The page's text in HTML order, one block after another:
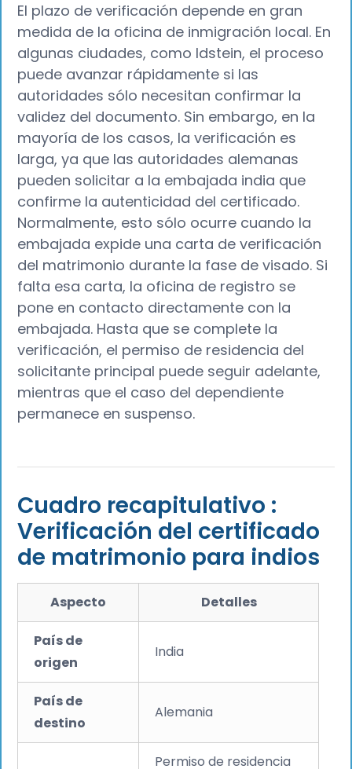
El plazo de verificación depende en gran
medida de la oficina de inmigración local. En
algunas ciudades, como Idstein, el proceso
puede avanzar rápidamente si las
autoridades sólo necesitan confirmar la
validez del documento. Sin embargo, en la
mayoría de los casos, la verificación es
larga, ya que las autoridades alemanas
pueden solicitar a la embajada india que
confirme la autenticidad del certificado.
Normalmente, esto sólo ocurre cuando la
embajada expide una carta de verificación
del matrimonio durante la fase de visado. Si
falta esa carta, la oficina de registro se
pone en contacto directamente con la
embajada. Hasta que se complete la
verificación, el permiso de residencia del
solicitante principal puede seguir adelante,
mientras que el caso del dependiente
permanece en suspenso.
Cuadro recapitulativo :
Verificación del certificado
de matrimonio para indios
Aspecto Detalles
País de
origen
India
País de
destino
Alemania
Permiso de residencia